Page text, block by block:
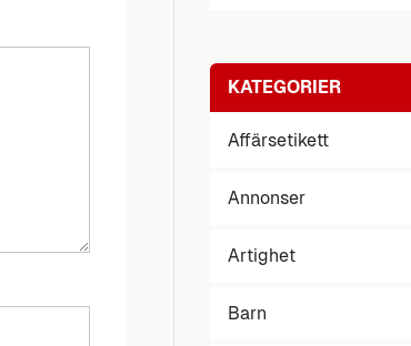
KATEGORIER
Affärsetikett
Annonser
Artighet
Barn